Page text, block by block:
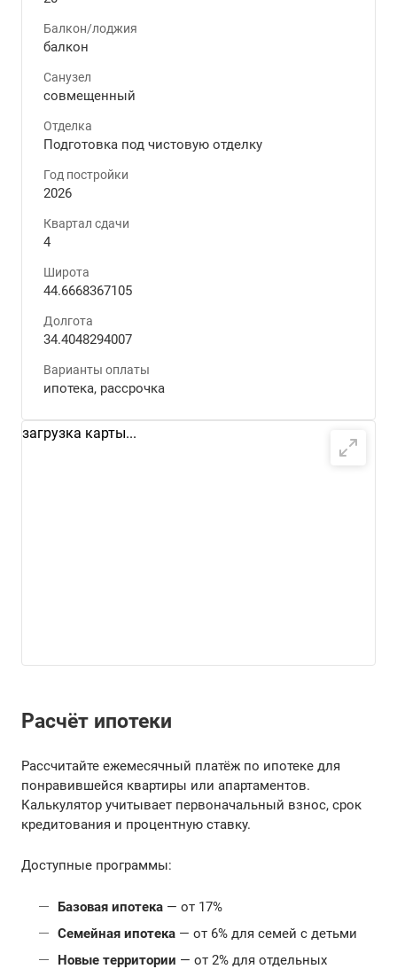
Балкон/лоджия
балкон
Санузел
совмещенный
Отделка
Подготовка под чистовую отделку
Год постройки
2026
Квартал сдачи
4
Широта
44.6668367105
Долгота
34.4048294007
Варианты оплаты
ипотека, рассрочка
загрузка карты...
Расчёт ипотеки
Рассчитайте ежемесячный платёж по ипотеке для
понравившейся квартиры или апартаментов.
Калькулятор учитывает первоначальный взнос, срок
кредитования и процентную ставку.
Доступные программы:
Базовая ипотека — от 17%
Семейная ипотека — от 6% для семей с детьми
Новые территории — от 2% для отдельных